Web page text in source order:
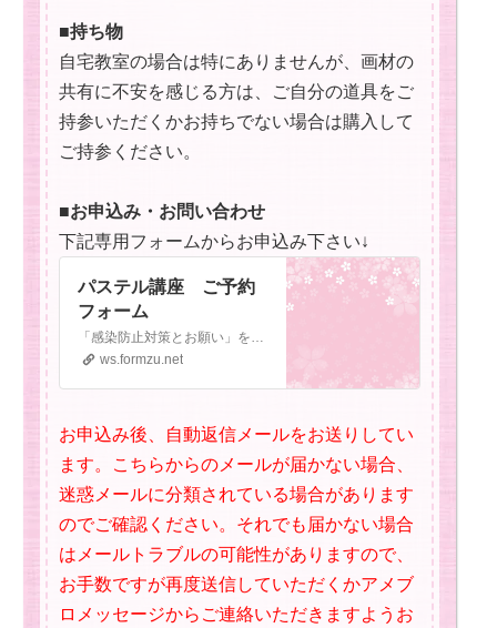
■持ち物
自宅教室の場合は特にありませんが、画材の
共有に不安を感じる方は、ご自分の道具をご
持参いただくかお持ちでない場合は購入して
ご持参ください。
■お申込み・お問い合わせ
下記専用フォームからお申込み下さい↓
パステル講座 ご予約
フォーム
「感染防止対策とお願い」を一読してから、お申込み・メッセージをお送りください。
ws.formzu.net
お申込み後、自動返信メールをお送りしてい
ます。こちらからのメールが届かない場合、
迷惑メールに分類されている場合があります
のでご確認ください。それでも届かない場合
はメールトラブルの可能性がありますので、
お手数ですが再度送信していただくかアメブ
ロメッセージからご連絡いただきますようお